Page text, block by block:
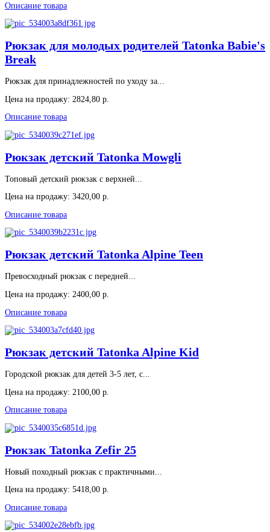
Описание товара
Рюкзак для молодых родителей Tatonka Babie's
Break
Рюкзак для принадлежностей по уходу за...
Цена на продажу: 2824,80 р.
Описание товара
Рюкзак детский Tatonka Mowgli
Топовый детский рюкзак с верхней...
Цена на продажу: 3420,00 р.
Описание товара
Рюкзак детский Tatonka Alpine Teen
Превосходный рюкзак с передней...
Цена на продажу: 2400,00 р.
Описание товара
Рюкзак детский Tatonka Alpine Kid
Городской рюкзак для детей 3-5 лет, с...
Цена на продажу: 2100,00 р.
Описание товара
Рюкзак Tatonka Zefir 25
Новый походный рюкзак с практичными...
Цена на продажу: 5418,00 р.
Описание товара